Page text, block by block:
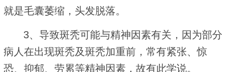
就是毛囊萎缩，头发脱落。
3、导致斑秃可能与精神因素有关，因为部分
病人在出现斑秃及斑秃加重前，常有紧张、惊
恐、抑郁、劳累等精神因素，故有此学说。